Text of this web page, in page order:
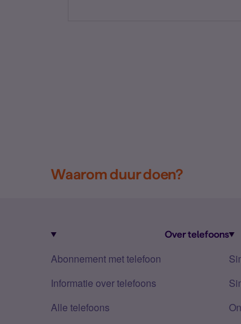
Waarom duur doen?
Over telefoons
Abonnement met telefoon
Informatie over telefoons
Alle telefoons